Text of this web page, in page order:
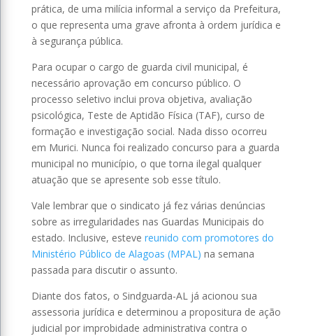
prática, de uma milícia informal a serviço da Prefeitura,
o que representa uma grave afronta à ordem jurídica e
à segurança pública.
Para ocupar o cargo de guarda civil municipal, é
necessário aprovação em concurso público. O
processo seletivo inclui prova objetiva, avaliação
psicológica, Teste de Aptidão Física (TAF), curso de
formação e investigação social. Nada disso ocorreu
em Murici. Nunca foi realizado concurso para a guarda
municipal no município, o que torna ilegal qualquer
atuação que se apresente sob esse título.
Vale lembrar que o sindicato já fez várias denúncias
sobre as irregularidades nas Guardas Municipais do
estado. Inclusive, esteve reunido com promotores do
Ministério Público de Alagoas (MPAL) na semana
passada para discutir o assunto.
Diante dos fatos, o Sindguarda-AL já acionou sua
assessoria jurídica e determinou a propositura de ação
judicial por improbidade administrativa contra o